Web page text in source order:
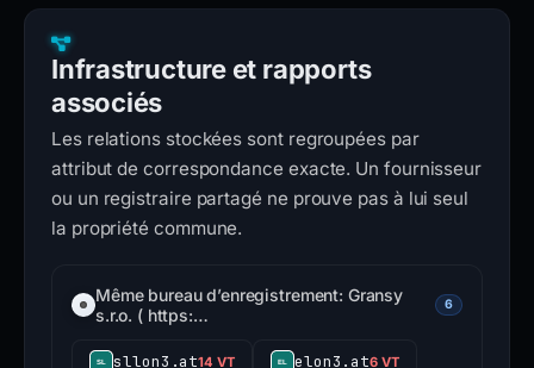
Infrastructure et rapports
associés
Les relations stockées sont regroupées par
attribut de correspondance exacte. Un fournisseur
ou un registraire partagé ne prouve pas à lui seul
la propriété commune.
Même bureau d’enregistrement: Gransy
s.r.o. ( https:…
6
sllon3.at14 VT elon3.at6 VT